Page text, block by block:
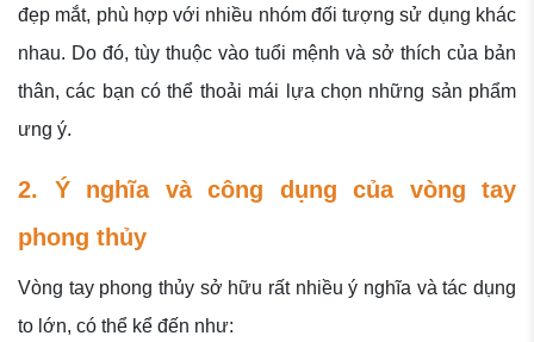
đẹp mắt, phù hợp với nhiều nhóm đối tượng sử dụng khác
nhau. Do đó, tùy thuộc vào tuổi mệnh và sở thích của bản
thân, các bạn có thể thoải mái lựa chọn những sản phẩm
ưng ý.
2. Ý nghĩa và công dụng của vòng tay
phong thủy
Vòng tay phong thủy sở hữu rất nhiều ý nghĩa và tác dụng
to lớn, có thể kể đến như: